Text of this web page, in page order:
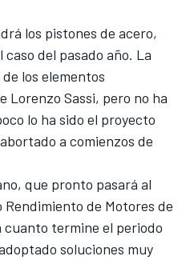
los pistones de acero,
del pasado año. La
los elementos
Sassi, pero no ha
lo ha sido el proyecto
a comienzos de
que pronto pasará al
de Motores de
termine el periodo
soluciones muy